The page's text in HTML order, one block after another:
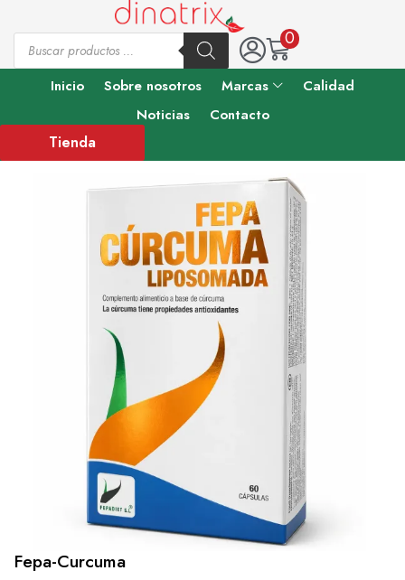
0
Inicio Sobre nosotros Marcas
Calidad
Noticias
Contacto
Tienda
Fepa-Curcuma